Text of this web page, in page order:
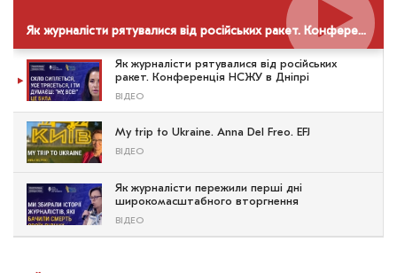
Як журналісти рятувалися від російських ракет. Конференція НСЖУ в Дніпрі
Як журналісти рятувалися від російських
ракет. Конференція НСЖУ в Дніпрі
ВІДЕО
My trip to Ukraine. Anna Del Freo. EFJ
ВІДЕО
Як журналісти пережили перші дні
широкомасштабного вторгнення
ВІДЕО